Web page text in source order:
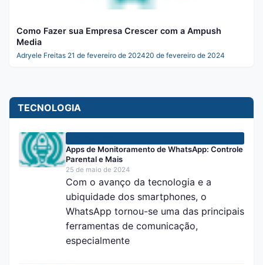
Como Fazer sua Empresa Crescer com a Ampush
Media
Adryele Freitas 21 de fevereiro de 202420 de fevereiro de 2024
TECNOLOGIA
Apps de Monitoramento de WhatsApp: Controle
Parental e Mais
25 de maio de 2024
Com o avanço da tecnologia e a
ubiquidade dos smartphones, o
WhatsApp tornou-se uma das principais
ferramentas de comunicação,
especialmente